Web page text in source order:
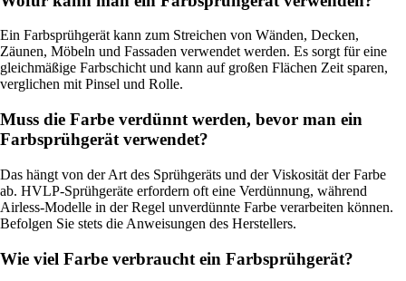
Ein Farbsprühgerät kann zum Streichen von Wänden, Decken,
Zäunen, Möbeln und Fassaden verwendet werden. Es sorgt für eine
gleichmäßige Farbschicht und kann auf großen Flächen Zeit sparen,
verglichen mit Pinsel und Rolle.
Muss die Farbe verdünnt werden, bevor man ein
Farbsprühgerät verwendet?
Das hängt von der Art des Sprühgeräts und der Viskosität der Farbe
ab. HVLP-Sprühgeräte erfordern oft eine Verdünnung, während
Airless-Modelle in der Regel unverdünnte Farbe verarbeiten können.
Befolgen Sie stets die Anweisungen des Herstellers.
Wie viel Farbe verbraucht ein Farbsprühgerät?